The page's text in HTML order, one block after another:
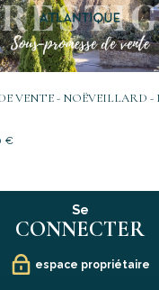
VENTE - NOËVEILLARD
€
Se
CONNECTER
espace propriétaire